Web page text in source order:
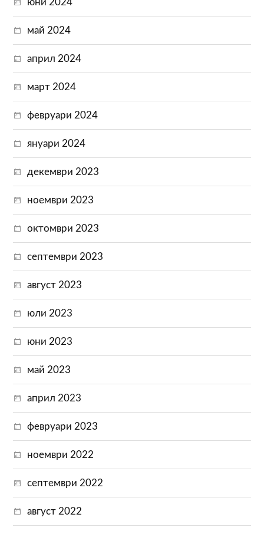
юни 2024
май 2024
април 2024
март 2024
февруари 2024
януари 2024
декември 2023
ноември 2023
октомври 2023
септември 2023
август 2023
юли 2023
юни 2023
май 2023
април 2023
февруари 2023
ноември 2022
септември 2022
август 2022